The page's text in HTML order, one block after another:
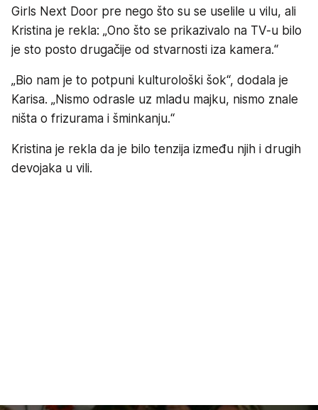
Girls Next Door pre nego što su se uselile u vilu, ali
Kristina je rekla: „Ono što se prikazivalo na TV-u bilo
je sto posto drugačije od stvarnosti iza kamera.“
„Bio nam je to potpuni kulturološki šok“, dodala je
Karisa. „Nismo odrasle uz mladu majku, nismo znale
ništa o frizurama i šminkanju.“
Kristina je rekla da je bilo tenzija između njih i drugih
devojaka u vili.